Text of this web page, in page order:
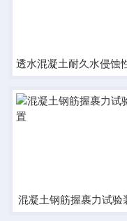
透水混凝土耐久水侵蚀
混凝土钢筋握裹力试验